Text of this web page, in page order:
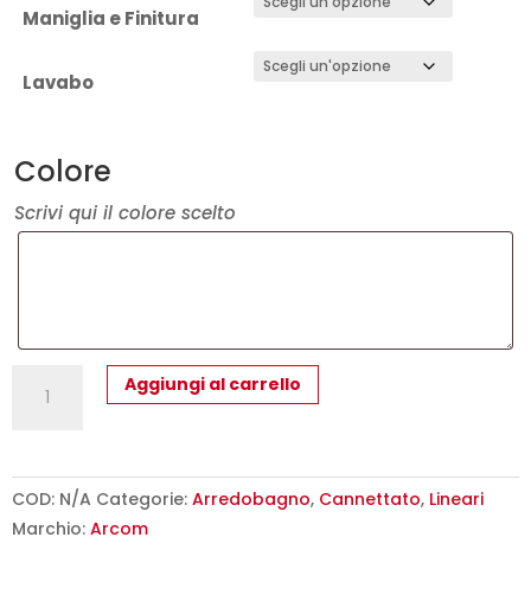
Maniglia e Finitura
Lavabo
Colore
Scrivi qui il colore scelto
Bagno
cm
Sospeso
Aggiungi al carrello
COD: N/A Categorie: Arredobagno, Cannettato, Lineari
Marchio: Arcom